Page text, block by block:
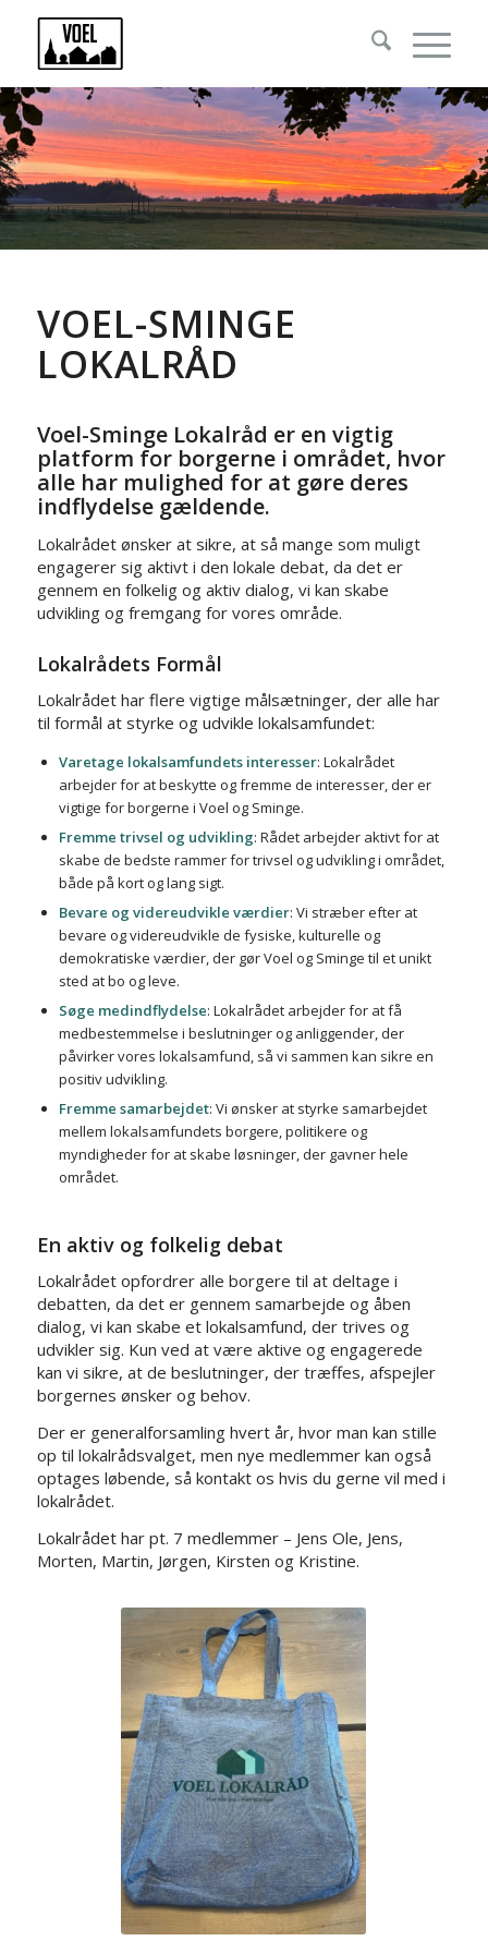
VOEL-SMINGE
LOKALRÅD
Voel-Sminge Lokalråd er en vigtig
platform for borgerne i området, hvor
alle har mulighed for at gøre deres
indflydelse gældende.
Lokalrådet ønsker at sikre, at så mange som muligt
engagerer sig aktivt i den lokale debat, da det er
gennem en folkelig og aktiv dialog, vi kan skabe
udvikling og fremgang for vores område.
Lokalrådets Formål
Lokalrådet har flere vigtige målsætninger, der alle har
til formål at styrke og udvikle lokalsamfundet:
Varetage lokalsamfundets interesser: Lokalrådet
arbejder for at beskytte og fremme de interesser, der er
vigtige for borgerne i Voel og Sminge.
Fremme trivsel og udvikling: Rådet arbejder aktivt for at
skabe de bedste rammer for trivsel og udvikling i området,
både på kort og lang sigt.
Bevare og videreudvikle værdier: Vi stræber efter at
bevare og videreudvikle de fysiske, kulturelle og
demokratiske værdier, der gør Voel og Sminge til et unikt
sted at bo og leve.
Søge medindflydelse: Lokalrådet arbejder for at få
medbestemmelse i beslutninger og anliggender, der
påvirker vores lokalsamfund, så vi sammen kan sikre en
positiv udvikling.
Fremme samarbejdet: Vi ønsker at styrke samarbejdet
mellem lokalsamfundets borgere, politikere og
myndigheder for at skabe løsninger, der gavner hele
området.
En aktiv og folkelig debat
Lokalrådet opfordrer alle borgere til at deltage i
debatten, da det er gennem samarbejde og åben
dialog, vi kan skabe et lokalsamfund, der trives og
udvikler sig. Kun ved at være aktive og engagerede
kan vi sikre, at de beslutninger, der træffes, afspejler
borgernes ønsker og behov.
Der er generalforsamling hvert år, hvor man kan stille
op til lokalrådsvalget, men nye medlemmer kan også
optages løbende, så kontakt os hvis du gerne vil med i
lokalrådet.
Lokalrådet har pt. 7 medlemmer – Jens Ole, Jens,
Morten, Martin, Jørgen, Kirsten og Kristine.